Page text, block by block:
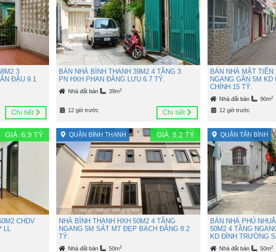
3
ĐẬU 9.1
Chi tiết
BÁN NHÀ BÌNH THẠNH 39M2 4 TẦNG 3
PN HXH PHAN ĐĂNG LƯU 6.7 TỶ.
Nhà đất bán 39m2
12 giờ trước Chi tiết
BÁN NHÀ MẶT TIỀN
NGANG GẦN 5M
CHÍNH 15 TỶ.
Nhà đất bán 90m2
12 giờ trước
GIÁ :6,9 TỶ
CHDV
QUẬN BÌNH THẠNH GIÁ :8,2 TỶ
NHÀ BÌNH THẠNH HXH 50M2 4 TẦNG
NGANG 5M SÁT MT ĐẸP BẠCH ĐẰNG 8.2
TỶ.
Nhà đất bán 50m2
QUẬN TÂN BÌNH
BÁN NHÀ PHÚ
50M2 4 TẦNG
KD ĐỈNH TRƯỜNG
Nhà đất bán 50m2